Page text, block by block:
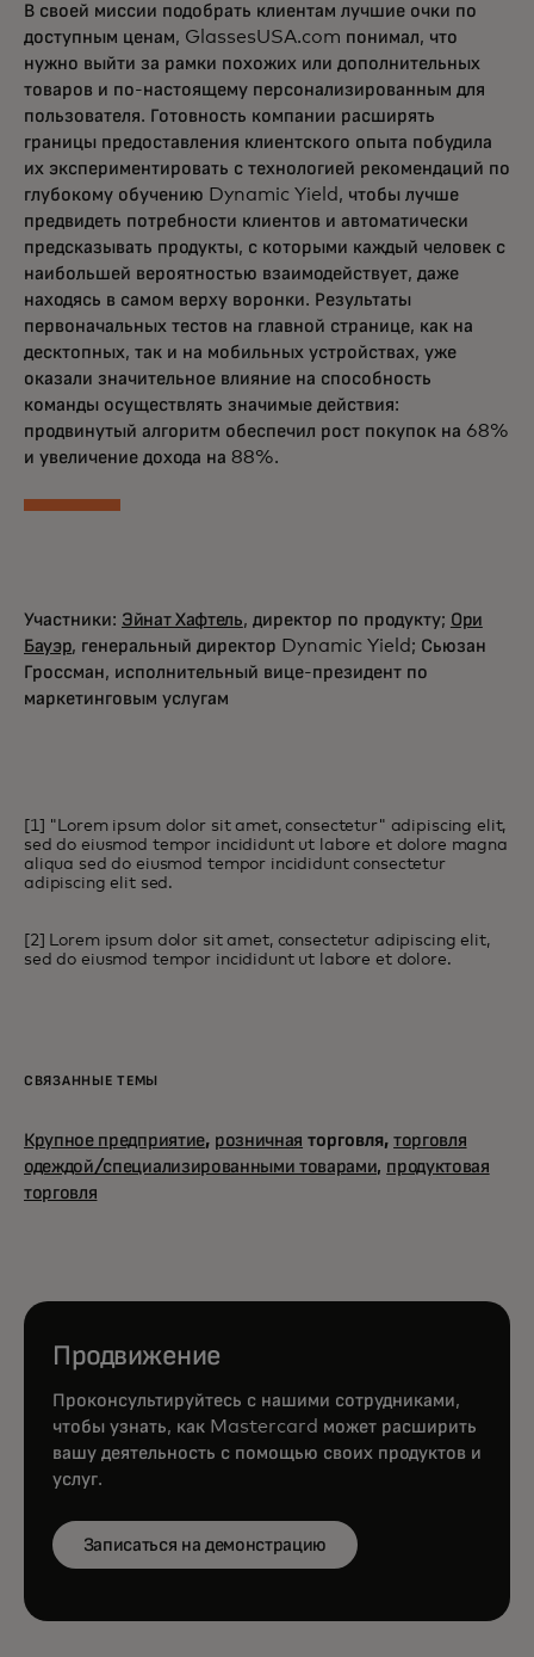
В своей миссии подобрать клиентам лучшие очки по
доступным ценам, GlassesUSA.com понимал, что
нужно выйти за рамки похожих или дополнительных
товаров и по-настоящему персонализированным для
пользователя. Готовность компании расширять
границы предоставления клиентского опыта побудила
их экспериментировать с технологией рекомендаций по
глубокому обучению Dynamic Yield, чтобы лучше
предвидеть потребности клиентов и автоматически
предсказывать продукты, с которыми каждый человек с
наибольшей вероятностью взаимодействует, даже
находясь в самом верху воронки. Результаты
первоначальных тестов на главной странице, как на
десктопных, так и на мобильных устройствах, уже
оказали значительное влияние на способность
команды осуществлять значимые действия:
продвинутый алгоритм обеспечил рост покупок на 68%
и увеличение дохода на 88%.
Участники: Эйнат Хафтель, директор по продукту; Ори
Бауэр, генеральный директор Dynamic Yield; Сьюзан
Гроссман, исполнительный вице-президент по
маркетинговым услугам
[1] "Lorem ipsum dolor sit amet, consectetur" adipiscing elit,
sed do eiusmod tempor incididunt ut labore et dolore magna
aliqua sed do eiusmod tempor incididunt consectetur
adipiscing elit sed.
[2] Lorem ipsum dolor sit amet, consectetur adipiscing elit,
sed do eiusmod tempor incididunt ut labore et dolore.
СВЯЗАННЫЕ ТЕМЫ
Крупное предприятие, розничная торговля,торговля
одеждой/специализированными товарами, продуктовая
торговля
Продвижение
Проконсультируйтесь с нашими сотрудниками,
чтобы узнать, как Mastercard может расширить
вашу деятельность с помощью своих продуктов и
услуг.
Записаться на демонстрацию